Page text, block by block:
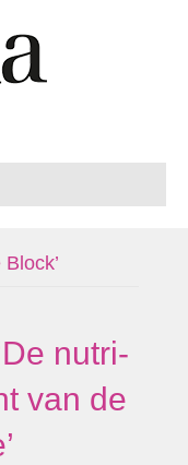
nutri-
van de